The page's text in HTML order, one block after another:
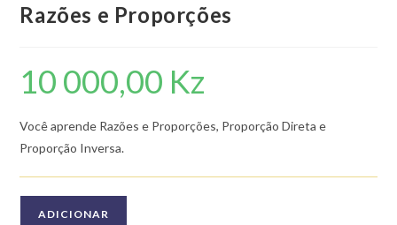
Razões e Proporções
10 000,00 Kz
Você aprende Razões e Proporções, Proporção Direta e
Proporção Inversa.
ADICIONAR